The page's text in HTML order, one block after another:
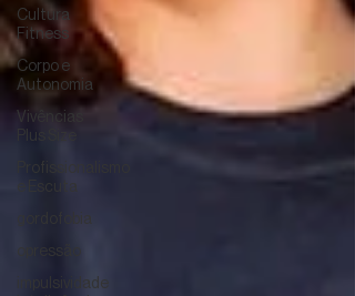
Cultura
Fitness
Corpo e
Autonomia
Vivências
Plus Size
opressão
impulsividade